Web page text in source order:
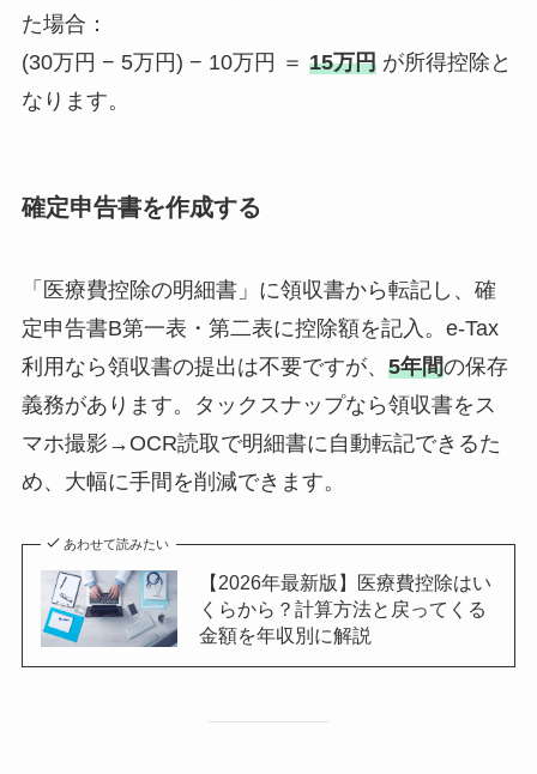
た場合：
(30万円 − 5万円) − 10万円 ＝ 15万円が所得控除と
なります。
確定申告書を作成する
「医療費控除の明細書」に領収書から転記し、確
定申告書B第一表・第二表に控除額を記入。e-Tax
利用なら領収書の提出は不要ですが、 5年間の保存
義務があります。タックスナップなら領収書をス
マホ撮影→OCR読取で明細書に自動転記できるた
め、大幅に手間を削減できます。
あわせて読みたい
【2026年最新版】医療費控除はい
くらから？計算方法と戻ってくる
金額を年収別に解説